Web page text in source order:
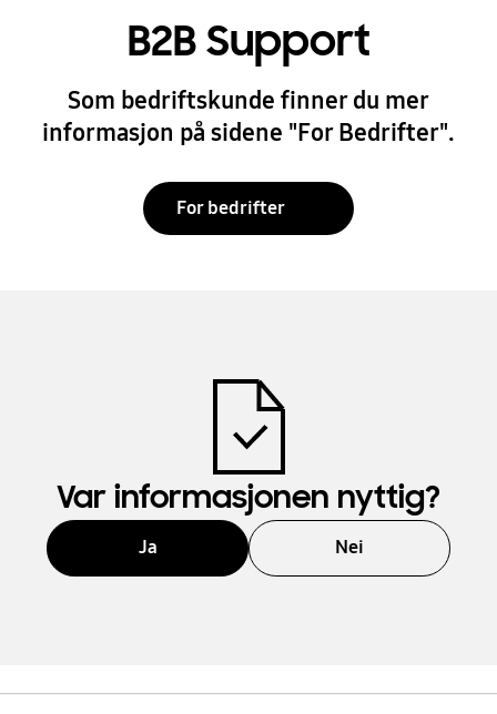
B2B Support
Som bedriftskunde finner du mer
informasjon på sidene "For Bedrifter".
For bedrifter
Var informasjonen nyttig?
Ja Nei